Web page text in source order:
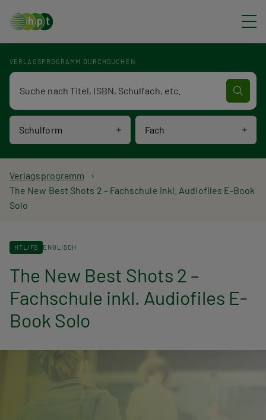
VERLAGSPROGRAMM DURCHSUCHEN
Schulform Fach
Verlagsprogramm Volltextsuche
P
f
d
n
a
v
i
Verlagsprogramm
The New Best Shots 2 – Fachschule inkl. Audiofiles E-Book
Solo
HTL/FS ENGLISCH
The New Best Shots 2 –
Fachschule inkl. Audiofiles E-
Book Solo